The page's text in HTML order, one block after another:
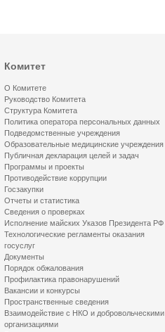
Комитет
О Комитете
Руководство Комитета
Структура Комитета
Политика оператора персональных данных
Подведомственные учреждения
Образовательные медицинские учреждения
Публичная декларация целей и задач
Программы и проекты
Противодействие коррупции
Госзакупки
Отчеты и статистика
Сведения о проверках
Исполнение майских Указов Президента РФ
Технологические регламенты оказания
госуслуг
Документы
Порядок обжалования
Профилактика правонарушений
Вакансии и конкурсы
Пространственные сведения
Взаимодействие с НКО и добровольческими
организациями